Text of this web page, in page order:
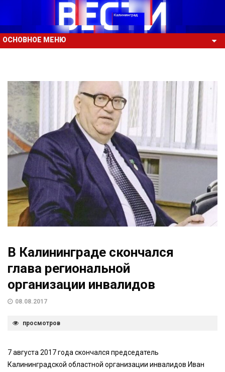
ОСНОВНОЕ МЕНЮ
В Калининграде скончался
глава региональной
организации инвалидов
08.08.2017
просмотров
7 августа 2017 года скончался председатель
Калининградской областной организации инвалидов Иван